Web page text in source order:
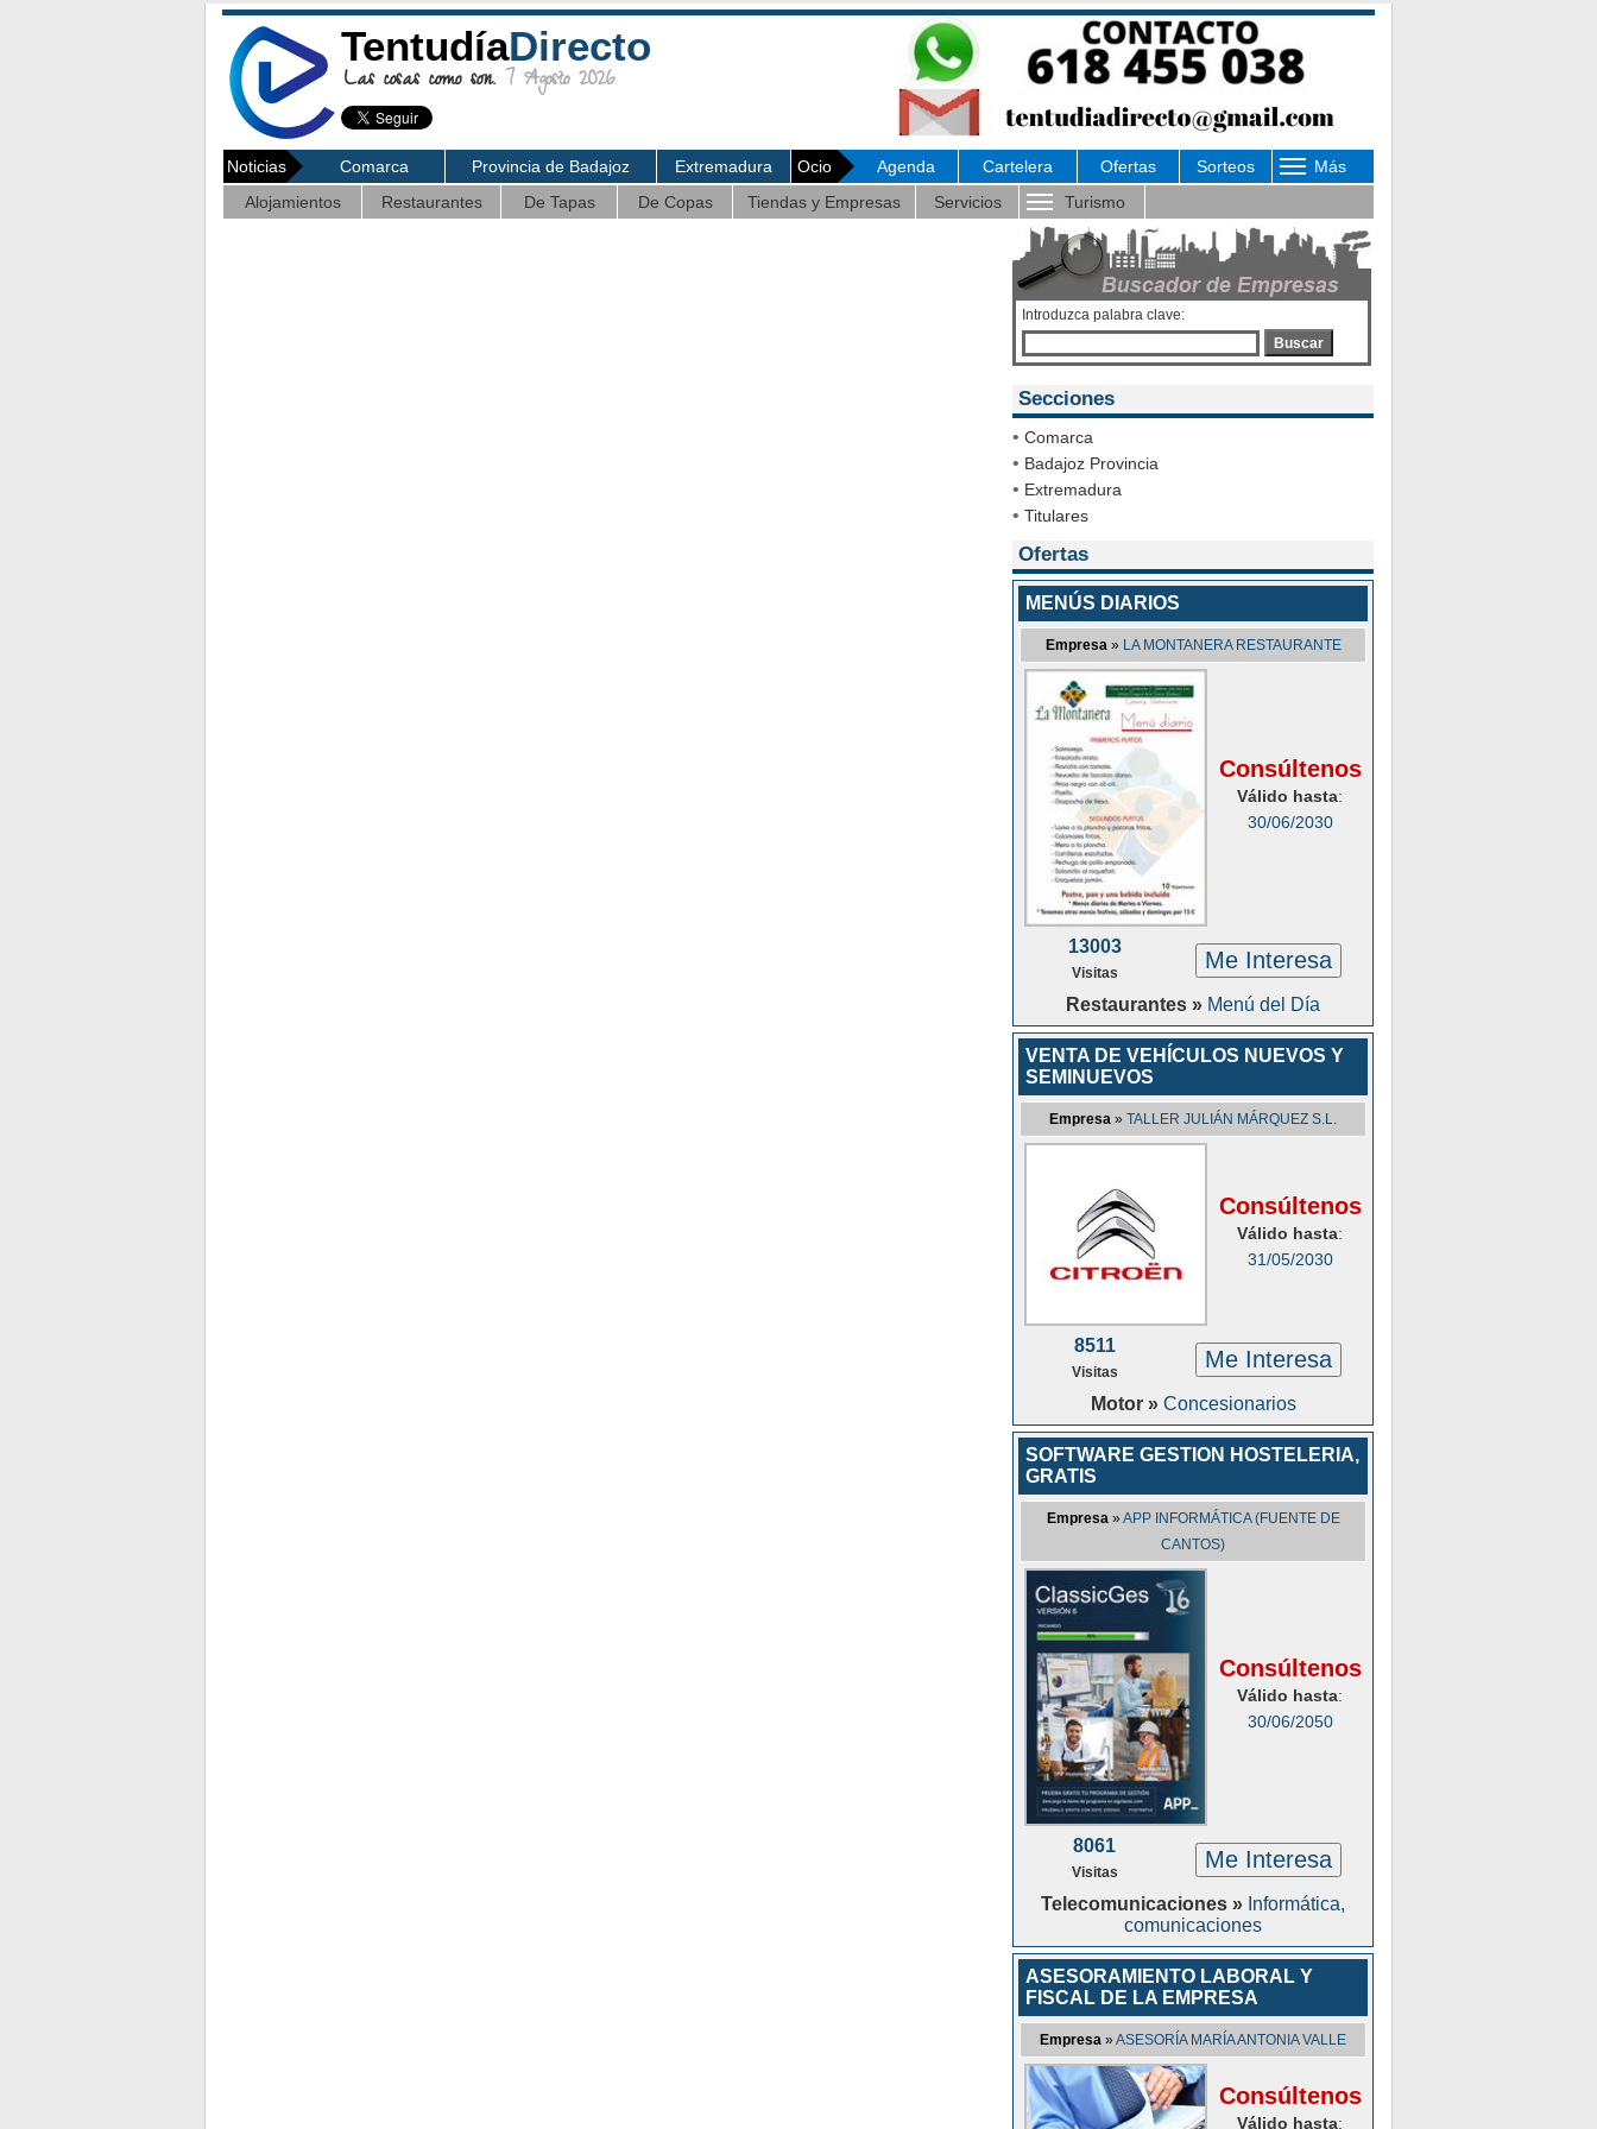
TentudíaDirecto
Las cosas como son. 7 Agosto 2026
Noticias Comarca Provincia de Badajoz Extremadura Ocio Agenda Cartelera Ofertas Sorteos
Más
Alojamientos
Restaurantes De Tapas De Copas Tiendas y Empresas Servicios Turismo
Introduzca palabra clave:
Buscar
Secciones
• Comarca
• Badajoz Provincia
• Extremadura
• Titulares
Ofertas
MENÚS DIARIOS
Empresa» LA MONTANERA RESTAURANTE
Consúltenos
Válido hasta:
30/06/2030
13003
Visitas Me Interesa
Restaurantes » Menú del Día
VENTA DE VEHÍCULOS NUEVOS Y
SEMINUEVOS
Empresa » TALLER JULIÁN MÁRQUEZ S.L.
Consúltenos
Válido hasta:
31/05/2030
8511
Visitas Me Interesa
Motor » Concesionarios
SOFTWARE GESTION HOSTELERIA,
GRATIS
Empresa»APP INFORMÁTICA (FUENTE DE
CANTOS)
Consúltenos
Válido hasta:
30/06/2050
8061
Visitas Me Interesa
Telecomunicaciones » Informática,
comunicaciones
ASESORAMIENTO LABORAL Y
FISCAL DE LA EMPRESA
Empresa »ASESORÍA MARÍA ANTONIA VALLE
Consúltenos
Válido hasta: